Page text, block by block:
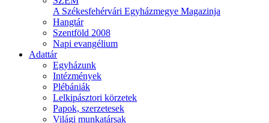
A Székesfehérvári Egyházmegye Magazinja
Hangtár
Szentföld 2008
Napi evangélium
Adattár
Egyházunk
Intézmények
Plébániák
Lelkipásztori körzetek
Papok, szerzetesek
Világi munkatársak